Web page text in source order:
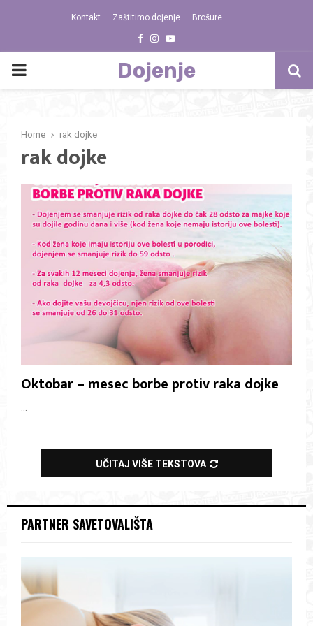
Kontakt Zaštitimo dojenje Brošure
Facebook
Instagram
Youtube
PRIMARY
Dojenje
Home rak dojke
rak dojke
Oktobar – mesec borbe protiv raka dojke
UČITAJ VIŠE TEKSTOVA
PARTNER SAVETOVALIŠTA
i